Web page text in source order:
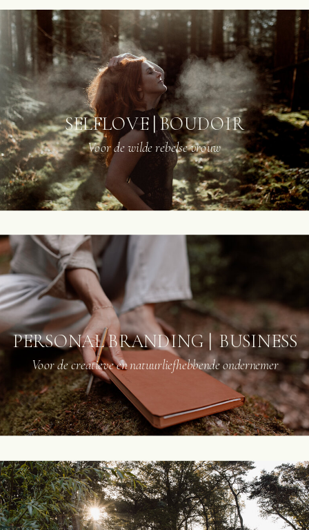
SELFLOVE | BOUDOIR
PERSONAL BRANDING | BUSINESS
Voor de wilde rebelse vrouw
Voor de creatieve en natuurliefhebbende ondernemer